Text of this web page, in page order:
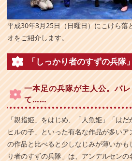
平成30年3月25日（日曜日）にこけら落
オをご紹介します。
「しっかり者のすずの兵隊
一本足の兵隊が主人公。バ
て……
「親指姫」をはじめ、「人魚姫」「は
ヒルの子」といった有名な作品が多い
の作品と比べると少しなじみが薄いか
り者のすずの兵隊」は、アンデルセンの